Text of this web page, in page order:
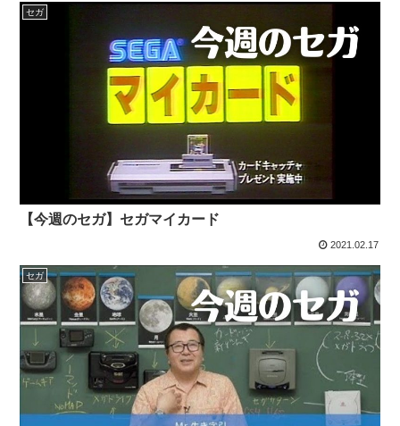
セガ
【今週のセガ】セガマイカード
2021.02.17
セガ